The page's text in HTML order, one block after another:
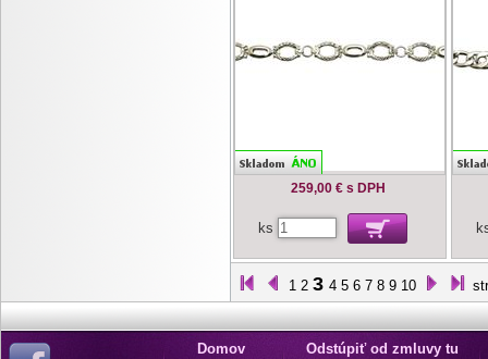
259,00 €s DPH
ks
1 2 3 4 5 6 7 8 9 10
Domov Odstúpiť od zmluvy tu